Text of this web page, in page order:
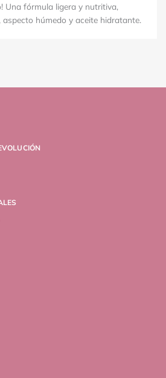
Una fórmula ligera y nutritiva,
húmedo y aceite hidratante.